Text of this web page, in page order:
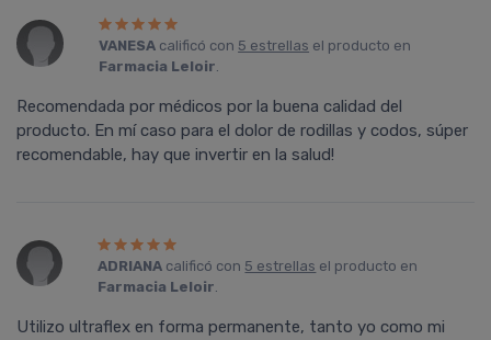
VANESA calificó con 5 estrellas el producto en
Farmacia Leloir.
Recomendada por médicos por la buena calidad del
producto. En mí caso para el dolor de rodillas y codos, súper
recomendable, hay que invertir en la salud!
ADRIANA calificó con 5 estrellas el producto en
Farmacia Leloir.
Utilizo ultraflex en forma permanente, tanto yo como mi